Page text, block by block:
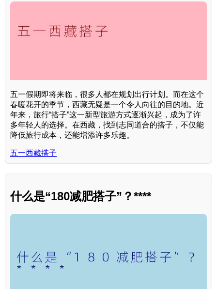
五一假期即将来临，很多人都在规划出行计划。而在这个
春暖花开的季节，西藏无疑是一个令人向往的目的地。近
年来，旅行“搭子”这一新型旅游方式逐渐兴起，成为了许
多年轻人的选择。在西藏，找到志同道合的搭子，不仅能
降低旅行成本，还能增添许多乐趣。
五一西藏搭子
什么是“180减肥搭子”？****